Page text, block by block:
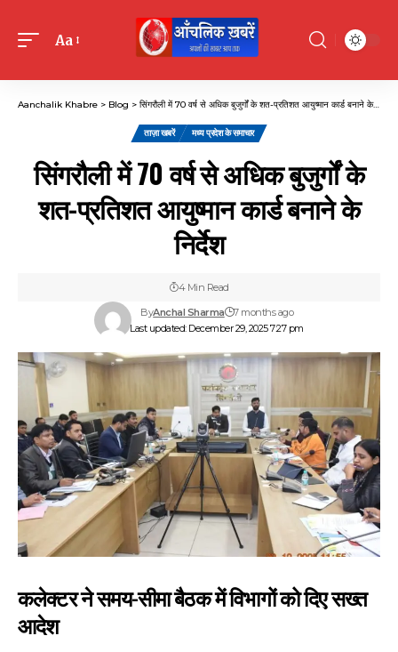
Font
Aa
Aanchalik Khabre > Blog > सिंगरौली में 70 वर्ष से अधिक बुजुर्गों के शत-प्रतिशत आयुष्मान कार्ड बनाने के निर्देश
ताज़ा खबरें मध्य प्रदेश के समाचार
सिंगरौली में 70 वर्ष से अधिक बुजुर्गों के
शत-प्रतिशत आयुष्मान कार्ड बनाने के
निर्देश
Last updated: December 29, 2025 7:27 pm
ByAnchal Sharma 7 months ago
4 Min Read
कलेक्टर ने समय-सीमा बैठक में विभागों को दिए सख्त
आदेश